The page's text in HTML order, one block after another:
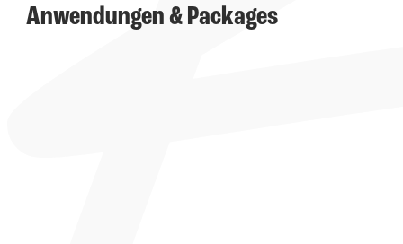
----
Anwendungen & Packages